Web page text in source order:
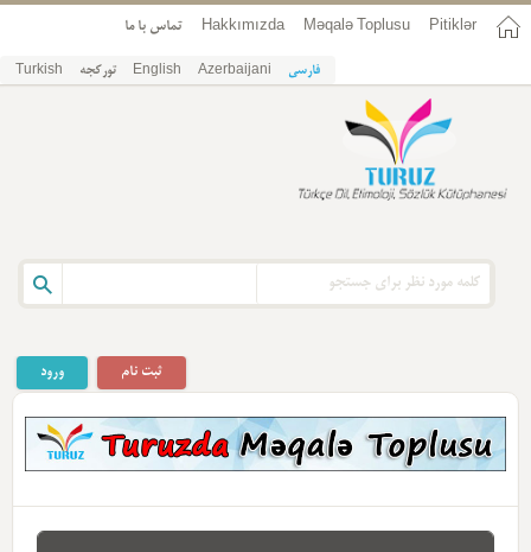
Pitiklər
Məqalə Toplusu
Hakkımızda تماس با ما
فارسی Azerbaijani
English تورکجه Turkish
ورود ثبت نام